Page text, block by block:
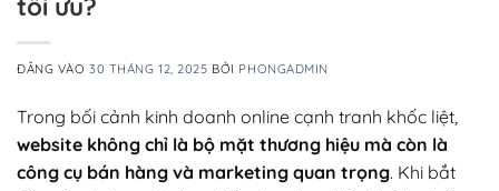
ĐĂNG VÀO30 THÁNG 12, 2025 BỞI PHONGADMIN
Trong bối cảnh kinh doanh online cạnh tranh khốc liệt,
website không chỉ là bộ mặt thương hiệu mà còn là
công cụ bán hàng và marketing quan trọng. Khi bắt